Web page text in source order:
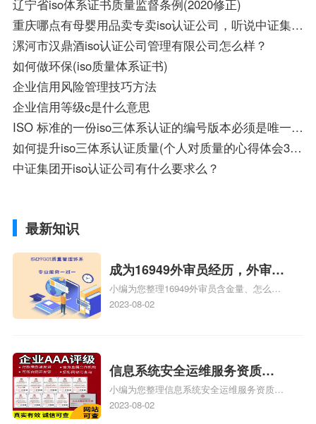
辽宁省iso体系证书质量监督条例(2020修正)
重庆哪点有母婴用品卖专卖iso认证公司，听说中证集团网上价格要便宜些，推荐下重庆本地的好点的中证集团iso认证公司啊
漯河市汉鼎酒iso认证公司管理有限公司怎么样？
如何做环保(iso质量体系证书)
企业信用风险管理技巧方法
企业信用等级c是什么意思
ISO 标准的一份iso三体系认证的编号版本必须是唯一的吗
如何提升iso三体系认证质量(个人对质量的心得体会300字)
中证集团开iso认证公司有什么要求么？
最新知识
成为16949外审员经历，外审员
16949
小编为您整理16949外审员含金量、怎么才
能成为注册的TS16949:2009的外审员、我
2023-08-02
信息系统安全运维服务资质二
级费用，信息系统安全运维服
务资质二级
小编为您整理信息系统安全运维服务资质认
证证书机构有哪些、安全运维服务资质的费
2023-08-02